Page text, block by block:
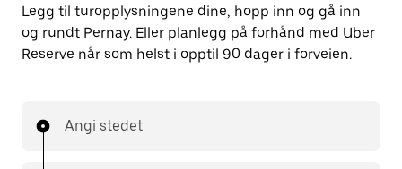
Legg til turopplysningene dine, hopp inn og gå inn
og rundt Pernay. Eller planlegg på forhånd med Uber
Reserve når som helst i opptil 90 dager i forveien.
Angi stedet